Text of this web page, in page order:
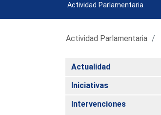
Actividad Parlamentaria
Actividad Parlamentaria
Actualidad
Iniciativas
Intervenciones